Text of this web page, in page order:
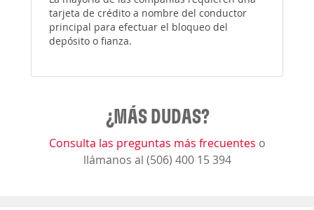
tarjeta de crédito a nombre del conductor
principal para efectuar el bloqueo del
depósito o fianza.
¿MÁS DUDAS?
Consulta las preguntas más frecuentes o
llámanos al (506) 400 15 394